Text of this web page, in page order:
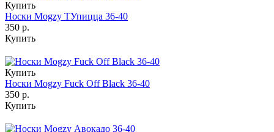
Купить
Носки Mogzy ТУпицца 36-40
350 р.
Купить
Купить
Носки Mogzy Fuck Off Black 36-40
350 р.
Купить